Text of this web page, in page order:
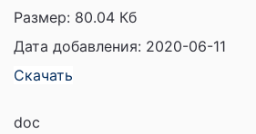
Размер: 80.04 Кб
Дата добавления: 2020-06-11
Скачать
doc